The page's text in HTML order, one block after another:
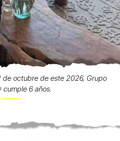
de octubre de este 2026, Grupo
cumple 6 años.